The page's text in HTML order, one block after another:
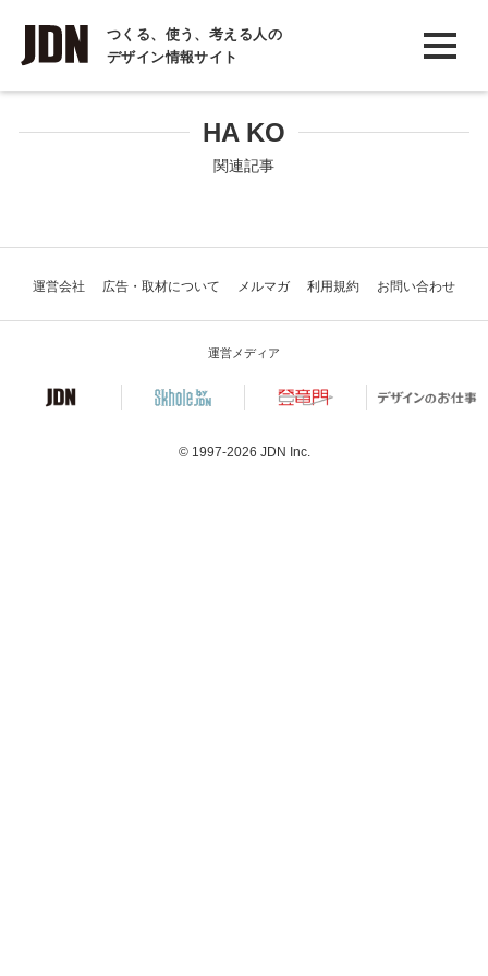
つくる、使う、考える人の
デザイン情報サイト
INTERVIEW
インタビュー
HA KO
関連記事
運営会社 広告・取材について メルマガ 利用規約 お問い合わせ
運営メディア
© 1997-2026 JDN Inc.